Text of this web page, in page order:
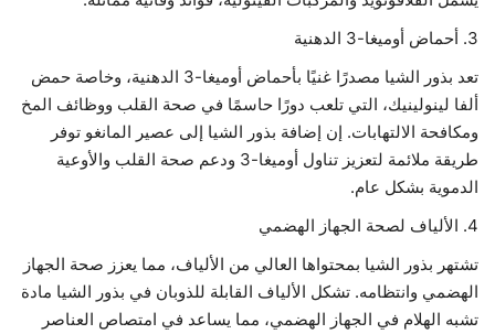
3. أحماض أوميغا-3 الدهنية
تعد بذور الشيا مصدرًا غنيًا بأحماض أوميغا-3 الدهنية، وخاصة حمض
ألفا لينولينيك، التي تلعب دورًا حاسمًا في صحة القلب ووظائف المخ
ومكافحة الالتهابات. إن إضافة بذور الشيا إلى عصير المانغو توفر
طريقة ملائمة لتعزيز تناول أوميغا-3 ودعم صحة القلب والأوعية
الدموية بشكل عام.
4. الألياف لصحة الجهاز الهضمي
تشتهر بذور الشيا بمحتواها العالي من الألياف، مما يعزز صحة الجهاز
الهضمي وانتظامه. تشكل الألياف القابلة للذوبان في بذور الشيا مادة
تشبه الهلام في الجهاز الهضمي، مما يساعد في امتصاص العناصر